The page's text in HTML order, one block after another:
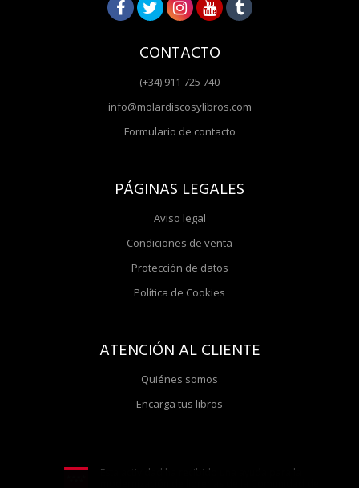
CONTACTO
(+34) 911 725 740
info@molardiscosylibros.com
Formulario de contacto
PÁGINAS LEGALES
Aviso legal
Condiciones de venta
Protección de datos
Política de Cookies
ATENCIÓN AL CLIENTE
Quiénes somos
Encarga tus libros
Esta actividad ha recibido una ayuda para la